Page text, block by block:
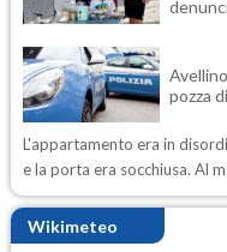
pozza
L'appartamento era in
e la porta era socchiusa. Al
Wikimeteo